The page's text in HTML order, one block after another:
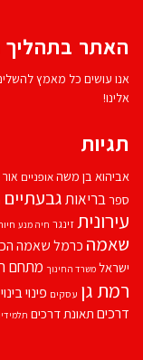
האתר בתהליך
אנו עושים כל מאמץ
אלינו!
תגיות
אביהוא בן משהאופניים
ספרבריאותגבעתיים
עירוניתזינגר חיה מנע
שאמה כרמל שאמה
ישראל משרד החינוך מתחם
רמת גן עסקים פינוי בינוי
דרכים תאונת דרכים